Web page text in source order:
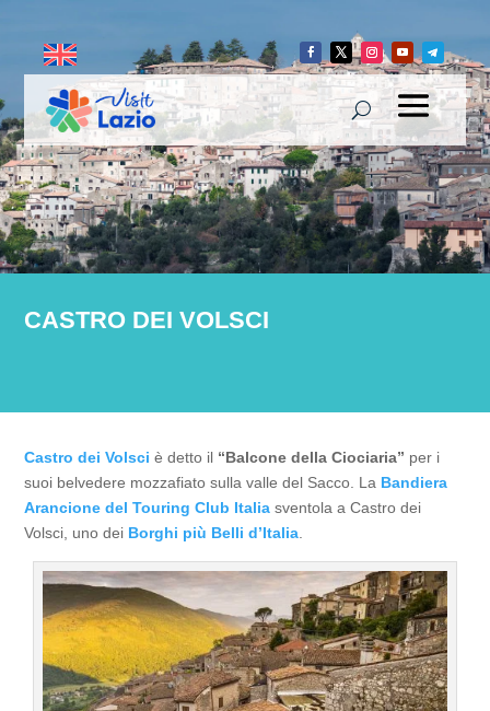
CASTRO DEI VOLSCI
Castro dei Volsci è detto il “Balcone della Ciociaria” per i
suoi belvedere mozzafiato sulla valle del Sacco. La Bandiera
Arancione del Touring Club Italia sventola a Castro dei
Volsci, uno dei Borghi più Belli d’Italia